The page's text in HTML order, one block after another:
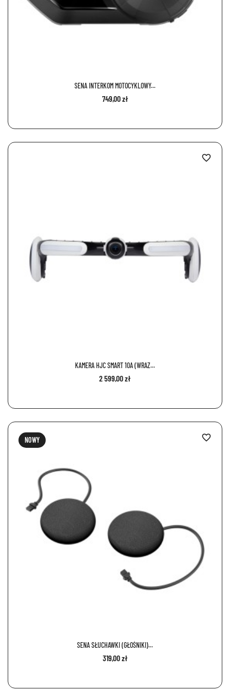
SENA INTERKOM MOTOCYKLOWY...
749,00 zł
KAMERA HJC SMART 10A (WRAZ...
2 599,00 zł
favorite_border
SENA SŁUCHAWKI (GŁOŚNIKI)...
319,00 zł
NOWY favorite_border